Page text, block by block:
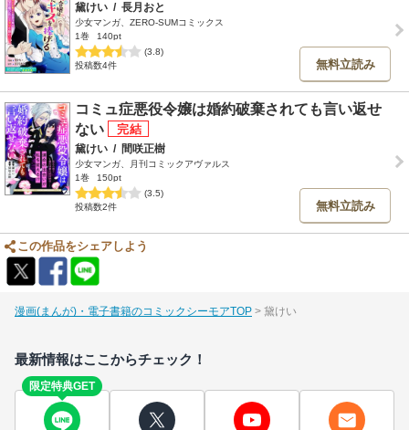
黛けい / 長月おと
少女マンガ、ZERO-SUMコミックス
1巻
140pt
(3.8)
投稿数4件
無料立読み
コミュ症悪役令嬢は婚約破棄されても言い返せ
ない
黛けい / 間咲正樹
少女マンガ、月刊コミックアヴァルス
1巻
150pt
(3.5)
投稿数2件
無料立読み
この作品をシェアしよう
漫画(まんが)・電子書籍のコミックシーモアTOP 黛けい
最新情報はここからチェック！
限定特典GET